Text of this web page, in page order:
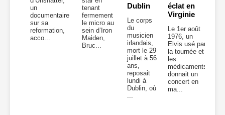
un
documentaire
sur sa
reformation,
acco...
tenant
fermement
le micro au
sein d’Iron
Maiden,
Bruc...
Dublin
Le corps
du
musicien
irlandais,
mort le 29
juillet à 56
ans,
reposait
lundi à
Dublin, où
...
éclat en
Virginie
Le 1er août
1976, un
Elvis usé par
la tournée et
les
médicaments
donnait un
concert en
ma...